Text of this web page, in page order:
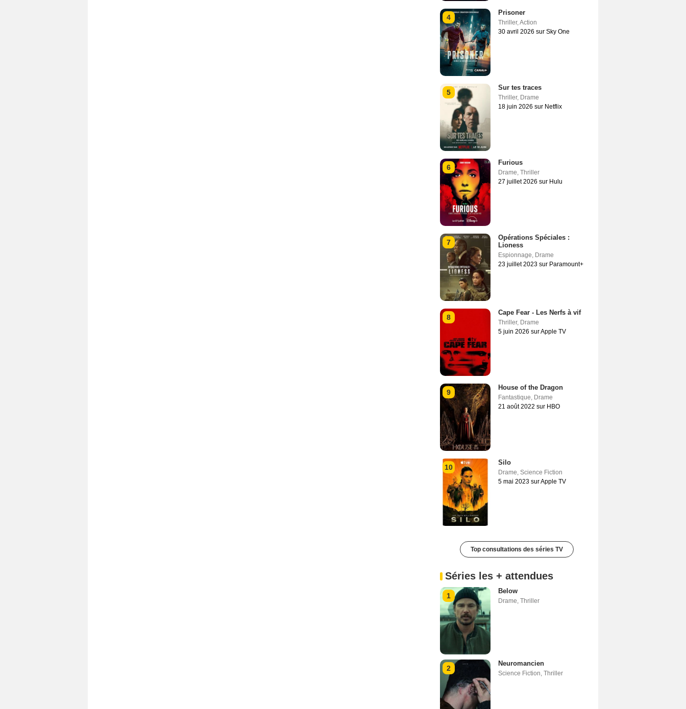
4
Prisoner
Thriller,Action
30 avril 2026 sur Sky One
5
Sur tes traces
Thriller, Drame
18 juin 2026 sur Netflix
6
Furious
Drame, Thriller
27 juillet 2026 sur Hulu
7
Opérations Spéciales :
Lioness
Espionnage, Drame
23 juillet 2023 sur Paramount+
8
Cape Fear - Les Nerfs à vif
Thriller, Drame
5 juin 2026 sur Apple TV
9
House of the Dragon
Fantastique, Drame
21 août 2022 sur HBO
10
Silo
Drame, Science Fiction
5 mai 2023 sur Apple TV
Top consultations des séries TV
Séries les + attendues
1
Below
Drame, Thriller
2
Neuromancien
Science Fiction, Thriller